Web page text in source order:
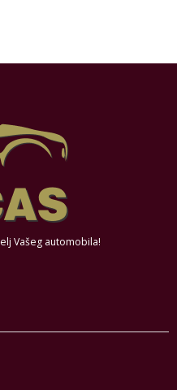
Vašeg automobila!